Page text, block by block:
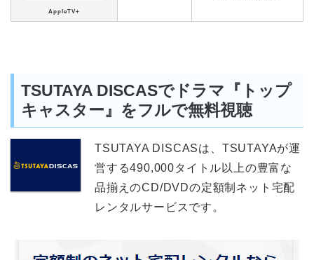
AppleTV+
TSUTAYA DISCASでドラマ『トップ
キャスター』をフルで無料視聴
TSUTAYA DISCASは、TSUTAYAが運
営する490,000タイトル以上の豊富な
品揃えのCD/DVDの定額制ネット宅配
レンタルサービスです。